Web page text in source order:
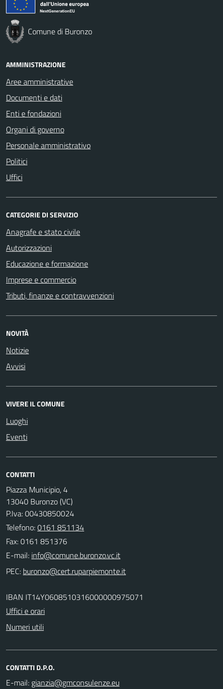
Comune di Buronzo
AMMINISTRAZIONE
Aree amministrative
Documenti e dati
Enti e fondazioni
Organi di governo
Personale amministrativo
Politici
Uffici
CATEGORIE DI SERVIZIO
Anagrafe e stato civile
Autorizzazioni
Educazione e formazione
Imprese e commercio
Tributi, finanze e contravvenzioni
NOVITÀ
Notizie
Avvisi
VIVERE IL COMUNE
Luoghi
Eventi
CONTATTI
Piazza Municipio, 4
13040 Buronzo (VC)
P.Iva: 00430850024
Telefono:0161 851134
Fax: 0161 851376
E-mail:
PEC:
IBAN IT14Y0608510316000000975071
Uffici e orari
Numeri utili
CONTATTI D.P.O.
E-mail: